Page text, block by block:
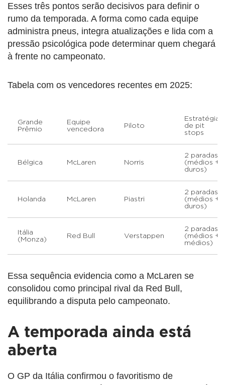
Esses três pontos serão decisivos para definir o
rumo da temporada. A forma como cada equipe
administra pneus, integra atualizações e lida com a
pressão psicológica pode determinar quem chegará
à frente no campeonato.
Tabela com os vencedores recentes em 2025:
Grande
Prêmio
Equipe
vencedora
Piloto
Estratégia
de pit
stops
Bélgica McLaren Norris
2 paradas
(médios +
duros)
Holanda McLaren Piastri
2 paradas
(médios +
duros)
Itália
(Monza)
Red Bull Verstappen
2 paradas
(médios +
médios)
Essa sequência evidencia como a McLaren se
consolidou como principal rival da Red Bull,
equilibrando a disputa pelo campeonato.
A temporada ainda está
aberta
O GP da Itália confirmou o favoritismo de